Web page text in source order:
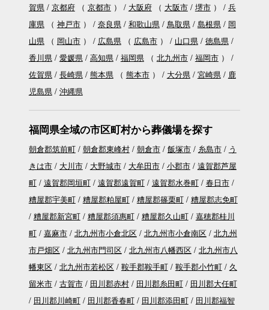
賀県 京都府（ 京都市） 大阪府（ 大阪市 堺市）
兵
庫県（ 神戸市） 奈良県 和歌山県 鳥取県 島根県
岡
山県（ 岡山市） 広島県（ 広島市） 山口県
徳島県
香川県
愛媛県 高知県 福岡県（ 北九州市 福岡市）
佐賀県
長崎県 熊本県（ 熊本市） 大分県 宮崎県
鹿
児島県
沖縄県
福岡県全域の市区町村から葬儀場を探す
朝倉郡筑前町 朝倉郡東峰村 朝倉市 飯塚市 糸島市
う
きは市
大川市 大野城市 大牟田市 小郡市
遠賀郡芦屋
町
遠賀郡岡垣町 遠賀郡遠賀町 遠賀郡水巻町
春日市
糟屋郡宇美町
糟屋郡粕屋町 糟屋郡篠栗町
糟屋郡志免町
糟屋郡新宮町
糟屋郡須惠町 糟屋郡久山町
嘉穂郡桂川
町
嘉麻市 北九州市小倉北区 北九州市小倉南区
北九州
市戸畑区
北九州市門司区 北九州市八幡西区
北九州市八
幡東区
北九州市若松区 鞍手郡鞍手町 鞍手郡小竹町
久
留米市
古賀市 田川郡赤村 田川郡糸田町
田川郡大任町
田川郡川崎町
田川郡香春町 田川郡添田町
田川郡福智